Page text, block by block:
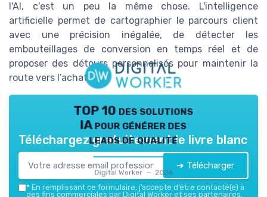
l'AI, c'est un peu la même chose. L'intelligence
artificielle permet de cartographier le parcours client
avec une précision inégalée, de détecter les
embouteillages de conversion en temps réel et de
proposer des détours personnalisés pour maintenir la
route vers l’achat.
TOP 10 des solutions
IA pour générer des
leads de qualité
Digital Worker — 2026
Téléchargez gratuitement le livre blanc
➔ Télécharger
* En remplissant ce formulaire, j’accepte d’être contacté(e) à
des fins commerciales par Digital Worker et ses partenaires.